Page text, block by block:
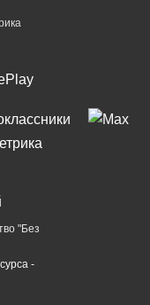
"Без
-